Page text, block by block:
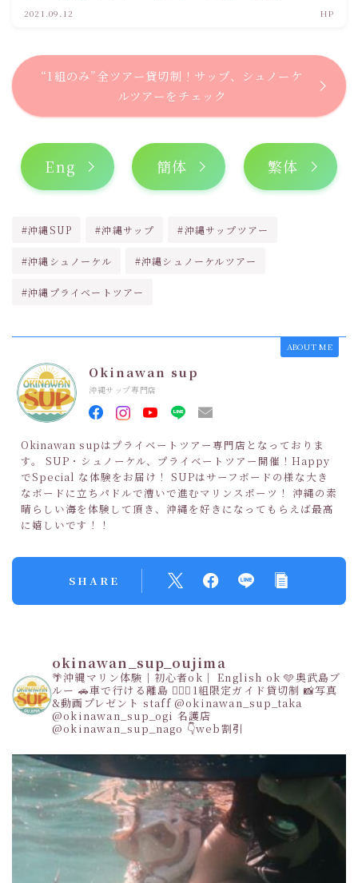
2021.09.12 HP
“1組のみ”全ツアー貸切制！サップ、シュノーケ
ルツアーをチェック
Eng 簡体 繁体
#沖縄SUP #沖縄サップ #沖縄サップツアー
#沖縄シュノーケル #沖縄シュノーケルツアー
#沖縄プライベートツアー
ABOUT ME
Okinawan sup
沖縄サップ専門店
Okinawan supはプライベートツアー専門店となっておりま
す。 SUP・シュノーケル、プライベートツアー開催！Happy
でSpecial な体験をお届け！ SUPはサーフボードの様な大き
なボードに立ちパドルで漕いで進むマリンスポーツ！ 沖縄の素
晴らしい海を体験して頂き、沖縄を好きになってもらえば最高
に嬉しいです！！
SHARE
okinawan_sup_oujima
🌴沖縄マリン体験｜初心者ok｜ English ok 🩵奥武島ブ
ルー 🚗車で行ける離島 👩‍❤️‍👩1組限定ガイド貸切制 📸写真
&動画プレゼント staff@okinawan_sup_taka
@okinawan_sup_ogi 名護店
@okinawan_sup_nago 👇web割引